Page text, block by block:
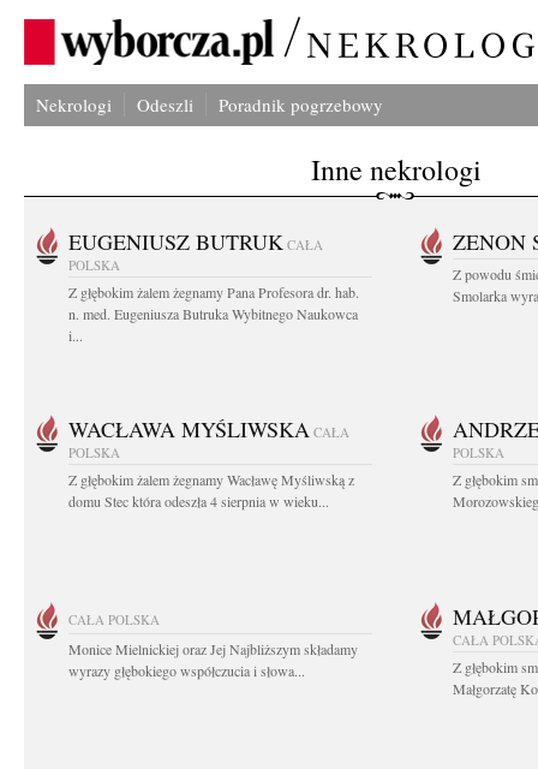
Nekrologi Odeszli Poradnik pogrzebowy
Inne nekrologi
EUGENIUSZ BUTRUK CAŁA
POLSKA
Z głębokim żalem żegnamy Pana Profesora dr. hab.
n. med. Eugeniusza Butruka Wybitnego Naukowca
i...
ZENON
Z powodu
Smolarka
WACŁAWA MYŚLIWSKA CAŁA
POLSKA
Z głębokim żalem żegnamy Wacławę Myśliwską z
domu Stec która odeszła 4 sierpnia w wieku...
POLSKA
Z głębokim
CAŁA POLSKA
Monice Mielnickiej oraz Jej Najbliższym składamy
wyrazy głębokiego współczucia i słowa...
CAŁA
Z głębokim
Małgorzatę